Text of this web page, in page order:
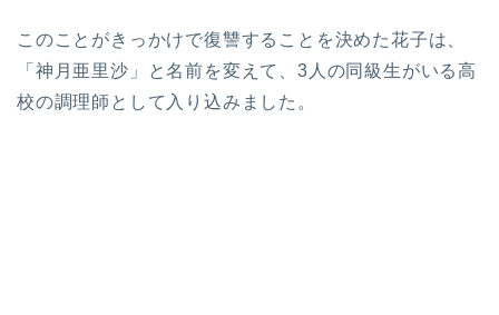
このことがきっかけで復讐することを決めた花子は、
「神月亜里沙」と名前を変えて、3人の同級生がいる高
校の調理師として入り込みました。